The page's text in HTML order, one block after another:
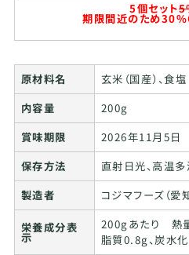
5個セット
期限間近のため
原材料名
玄米（国産）、食塩
内容量
200g
賞味期限
2026年11月5日
保存方法
直射日光、高温
製造者
コジマフーズ（愛
栄養成分表
示
200gあたり 熱
脂質0.8g、炭水